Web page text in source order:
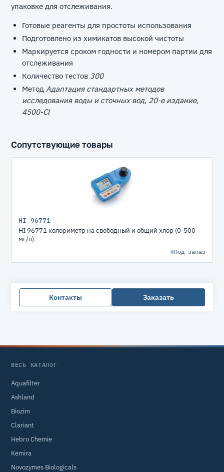
упаковке для отслеживания.
Готовые реагенты для простоты использования
Подготовлено из химикатов высокой чистоты
Маркируется сроком годности и номером партии для
отслеживания
Количество тестов 300
Метод Адаптация стандартных методов
исследования воды и сточных вод, 20-е издание,
4500-Cl
Сопутствующие товары
HI 96771
HI 96771 колориметр на свободный и общий хлор (0-500
мг/л)
Под заказ
Контакты Заказать
ВЕСЬ КАТАЛОГ
Aquafilter
Ashland
Biozim
Clariant
Hebro Chemie
Kemira
Novozymes Biologicals